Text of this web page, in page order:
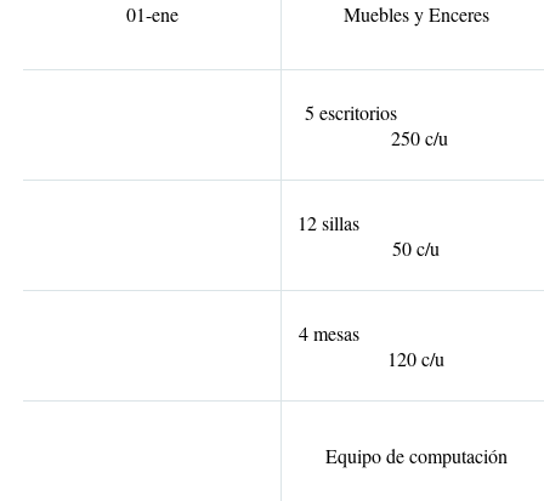
01-ene Muebles y Enceres
5 escritorios
250 c/u
12 sillas
50 c/u
4 mesas
120 c/u
Equipo de computación